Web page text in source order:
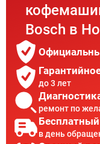
Bosch в
до 3 лет
ремонт по
в день